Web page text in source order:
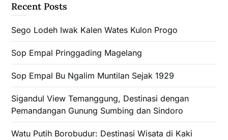
Recent Posts
Sego Lodeh Iwak Kalen Wates Kulon Progo
Sop Empal Pringgading Magelang
Sop Empal Bu Ngalim Muntilan Sejak 1929
Sigandul View Temanggung, Destinasi dengan
Pemandangan Gunung Sumbing dan Sindoro
Watu Putih Borobudur: Destinasi Wisata di Kaki